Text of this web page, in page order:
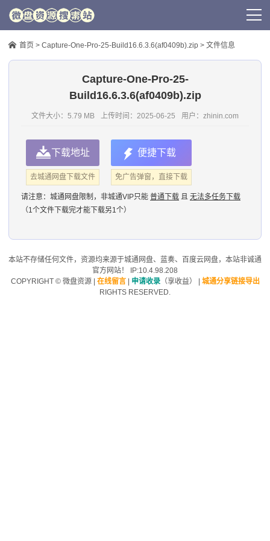
首页 > Capture-One-Pro-25-Build16.6.3.6(af0409b).zip > 文件信息
Capture-One-Pro-25-
Build16.6.3.6(af0409b).zip
文件大小：5.79 MB 上传时间： 2025-06-25 用户： zhinin.com
下载地址
去城通网盘下载文件
便捷下载
免广告弹窗，直接下载
请注意： 城通网盘限制，非城通VIP只能 普通下载 且 无法多任务下载
（1个文件下载完才能下载另1个）
本站不存储任何文件，资源均来源于城通网盘、蓝奏、 百度云网盘，本站非诚通
官方网站！ IP:10.4.98.208
COPYRIGHT © 微盘资源| 在线留言| 申请收录（享收益）
城通分享链接导出
RIGHTS RESERVED.